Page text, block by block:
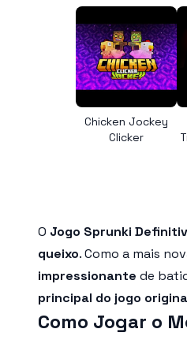
Chicken Jockey
Clicker
O Jogo Sprunki
queixo. Como a mais
impressionante de
principal do jogo
Como Jogar o